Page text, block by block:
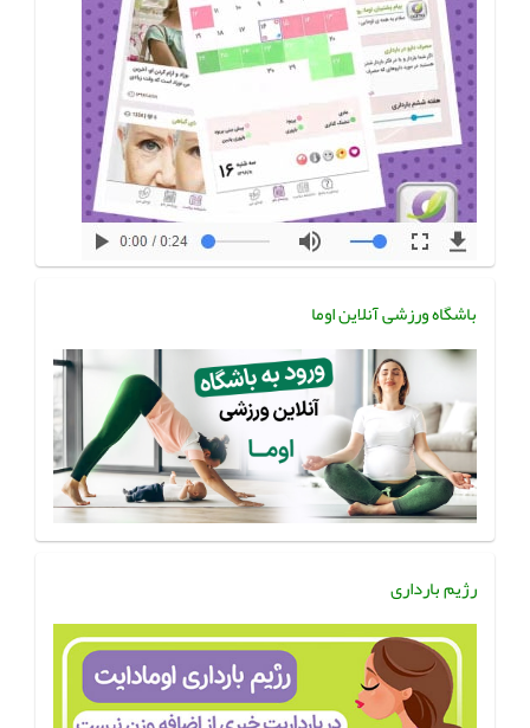
باشگاه ورزشی آنلاین اوما
رژیم بارداری